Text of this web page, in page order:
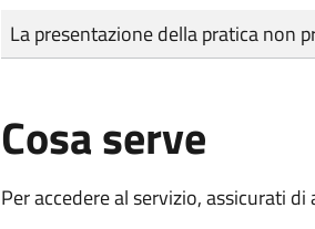
Tipo di pagamento
Importo
La presentazione della pratica non
Cosa serve
Per accedere al servizio, assicurati di